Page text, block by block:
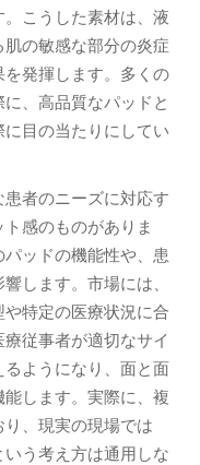
こうした素材は、液
の敏感な部分の炎症
発揮します。多くの
、高品質なパッドと
目の当たりにしてい
者のニーズに対応す
感のものがありま
ッドの機能性や、患
します。市場には、
特定の医療状況に合
従事者が適切なサイ
ようになり、面と面
します。実際に、複
、現実の現場では
いう考え方は通用しな